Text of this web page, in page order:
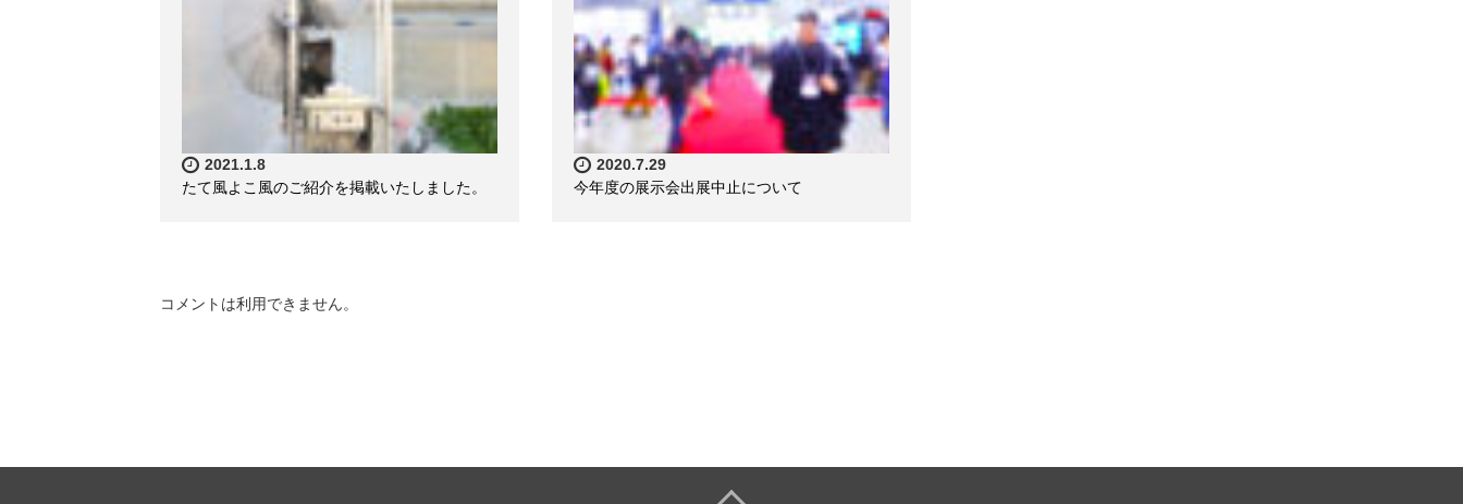
2021.1.8
たて風よこ風のご紹介を掲載いたしました。
2020.7.29
今年度の展示会出展中止について
コメントは利用できません。